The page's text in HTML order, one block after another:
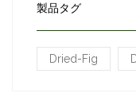
製品タグ
Dried-Fig